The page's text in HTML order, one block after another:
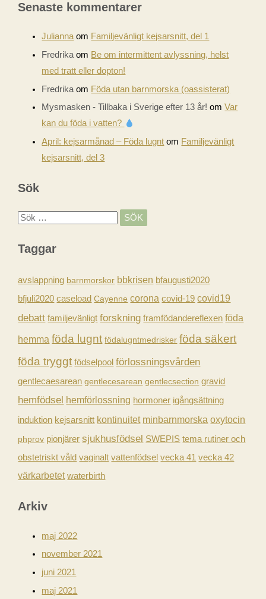
Senaste kommentarer
Juliannaom Familjevänligt kejsarsnitt, del 1
Fredrika om Be om intermittent avlyssning, helst
med tratt eller dopton!
Fredrika om Föda utan barnmorska (oassisterat)
Mysmasken - Tillbaka i Sverige efter 13 år! omVar
kan du föda i vatten?
April: kejsarmånad – Föda lugnt om Familjevänligt
kejsarsnitt, del 3
Sök
S
k
f
t
e
r
:
Taggar
avslappning barnmorskor bbkrisen bfaugusti2020
bfjuli2020 caseload Cayenne corona covid-19 covid19
debatt familjevänligt forskning framfödandereflexen föda
hemma föda lugnt födalugntmedrisker föda säkert
föda tryggt födselpool förlossningsvården
gentlecaesarean gentlecesarean gentlecsection gravid
hemfödsel hemförlossning hormoner igångsättning
induktion kejsarsnitt kontinuitet minbarnmorska oxytocin
phprov pionjärer sjukhusfödsel SWEPIS tema rutiner och
obstetriskt våld vaginalt vattenfödsel vecka 41 vecka 42
värkarbetet waterbirth
Arkiv
maj 2022
november 2021
juni 2021
maj 2021